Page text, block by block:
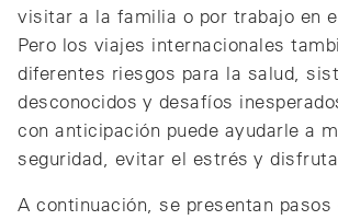
visitar a la familia o por trabajo en
Pero los viajes internacionales
diferentes riesgos para la salud,
desconocidos y desafíos
con anticipación puede ayudarle a
seguridad, evitar el estrés y
A continuación, se presentan pasos